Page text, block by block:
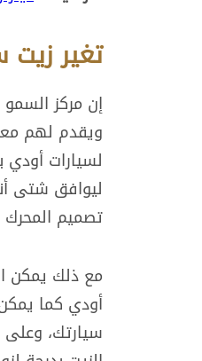
تغير
إن مركز
ويقدم لهم
لسيارات أودي
ليوافق شتى
تصميم المحرك
أودي كما